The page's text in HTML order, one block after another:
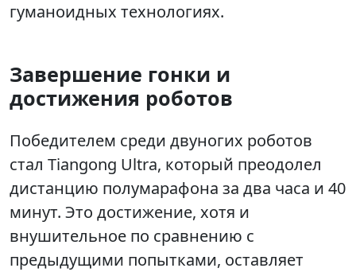
гуманоидных технологиях.
Завершение гонки и
достижения роботов
Победителем среди двуногих роботов
стал Tiangong Ultra, который преодолел
дистанцию полумарафона за два часа и 40
минут. Это достижение, хотя и
внушительное по сравнению с
предыдущими попытками, оставляет